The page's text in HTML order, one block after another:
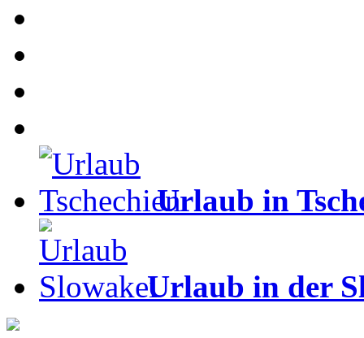
Urlaub in
Urlaub in der